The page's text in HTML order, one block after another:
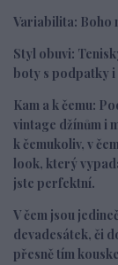
Variabilita: Boho
Styl obuvi:
boty s podpatky i
Kam a k čemu:
vintage džínům i
k čemukoliv, v
look, který
jste perfektní.
V čem jsou
devadesátek, či
přesně tím